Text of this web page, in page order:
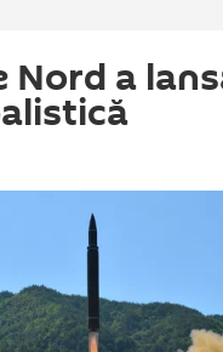
Nord a